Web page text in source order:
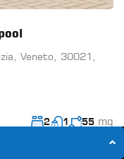
Veneto, 30021,
2 1 55 mq